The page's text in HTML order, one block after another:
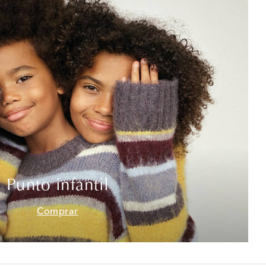
Punto infantil
Comprar